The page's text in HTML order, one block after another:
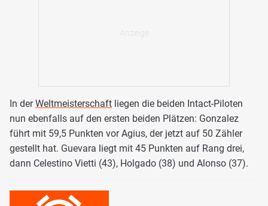
In derWeltmeisterschaft liegen die beiden Intact-Piloten
nun ebenfalls auf den ersten beiden Plätzen: Gonzalez
führt mit 59,5 Punkten vor Agius, der jetzt auf 50 Zähler
gestellt hat. Guevara liegt mit 45 Punkten auf Rang drei,
dann Celestino Vietti (43), Holgado (38) und Alonso (37).